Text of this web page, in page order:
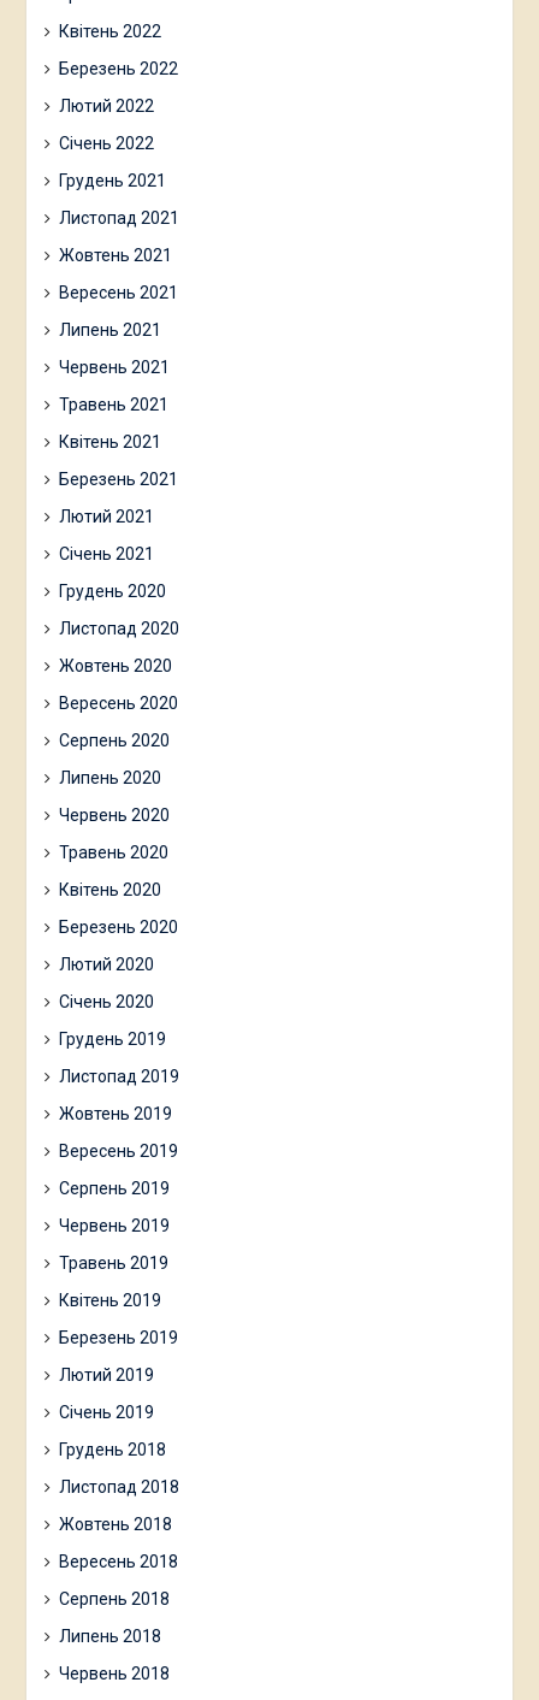
Квітень 2022
Березень 2022
Лютий 2022
Січень 2022
Грудень 2021
Листопад 2021
Жовтень 2021
Вересень 2021
Липень 2021
Червень 2021
Травень 2021
Квітень 2021
Березень 2021
Лютий 2021
Січень 2021
Грудень 2020
Листопад 2020
Жовтень 2020
Вересень 2020
Серпень 2020
Липень 2020
Червень 2020
Травень 2020
Квітень 2020
Березень 2020
Лютий 2020
Січень 2020
Грудень 2019
Листопад 2019
Жовтень 2019
Вересень 2019
Серпень 2019
Червень 2019
Травень 2019
Квітень 2019
Березень 2019
Лютий 2019
Січень 2019
Грудень 2018
Листопад 2018
Жовтень 2018
Вересень 2018
Серпень 2018
Липень 2018
Червень 2018